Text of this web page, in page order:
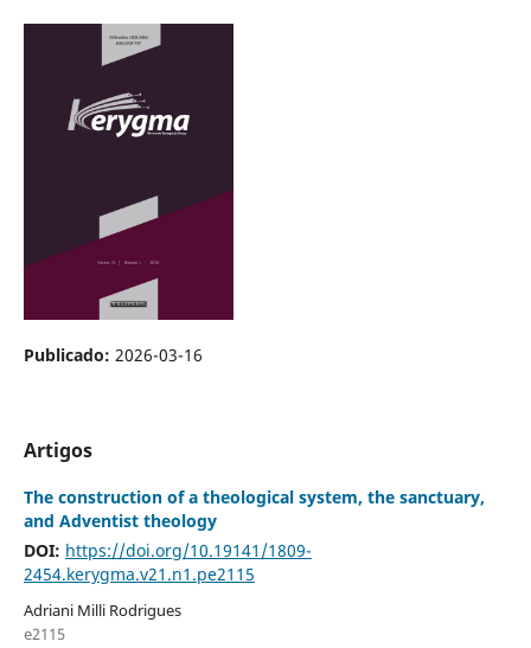
Publicado: 2026-03-16
Artigos
The construction of a theological system, the sanctuary,
and Adventist theology
DOI: https://doi.org/10.19141/1809-
2454.kerygma.v21.n1.pe2115
Adriani Milli Rodrigues
e2115